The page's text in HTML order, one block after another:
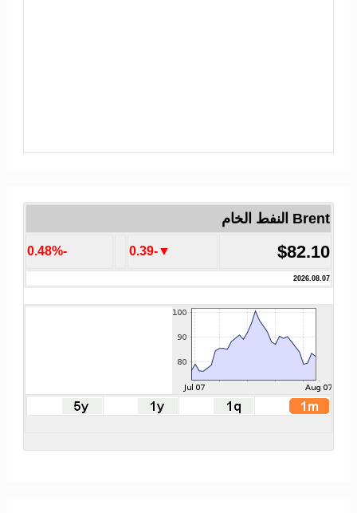
Brent النفط الخام
$82.10
▼-0.39
-0.48%
2026.08.07